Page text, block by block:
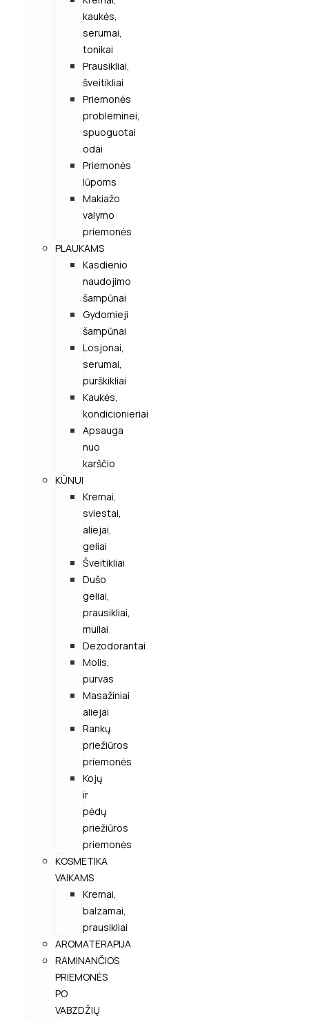
kaukės,
serumai,
tonikai
Prausikliai,
šveitikliai
Priemonės
probleminei,
spuoguotai
odai
Priemonės
lūpoms
Makiažo
valymo
priemonės
PLAUKAMS
Kasdienio
naudojimo
šampūnai
Gydomieji
šampūnai
Losjonai,
serumai,
purškikliai
Kaukės,
kondicionieriai
Apsauga
nuo
karščio
KŪNUI
Kremai,
sviestai,
aliejai,
geliai
Šveitikliai
Dušo
geliai,
prausikliai,
muilai
Dezodorantai
Molis,
purvas
Masažiniai
aliejai
Rankų
priežiūros
priemonės
Kojų
ir
pėdų
priežiūros
priemonės
KOSMETIKA
VAIKAMS
Kremai,
balzamai,
prausikliai
AROMATERAPIJA
RAMINANČIOS
PRIEMONĖS
PO
VABZDŽIŲ